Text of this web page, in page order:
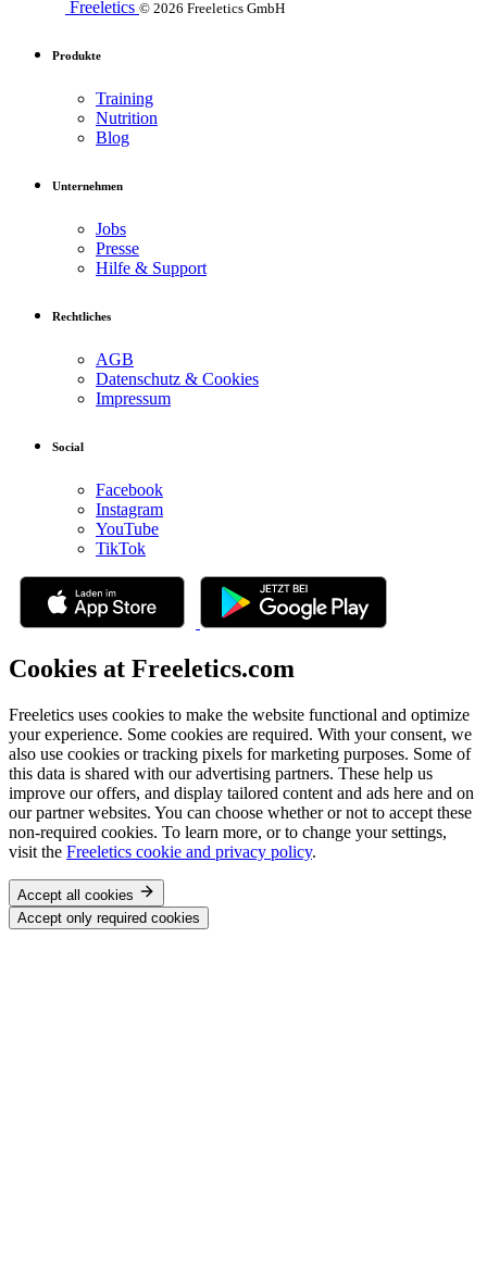
Freeletics © 2026 Freeletics GmbH
Produkte
Training
Nutrition
Blog
Unternehmen
Jobs
Presse
Hilfe & Support
Rechtliches
AGB
Datenschutz & Cookies
Impressum
Social
Facebook
Instagram
YouTube
TikTok
Cookies at Freeletics.com
Freeletics uses cookies to make the website functional and optimize
your experience. Some cookies are required. With your consent, we
also use cookies or tracking pixels for marketing purposes. Some of
this data is shared with our advertising partners. These help us
improve our offers, and display tailored content and ads here and on
our partner websites. You can choose whether or not to accept these
non-required cookies. To learn more, or to change your settings,
visit the Freeletics cookie and privacy policy.
Accept all cookies
Accept only required cookies